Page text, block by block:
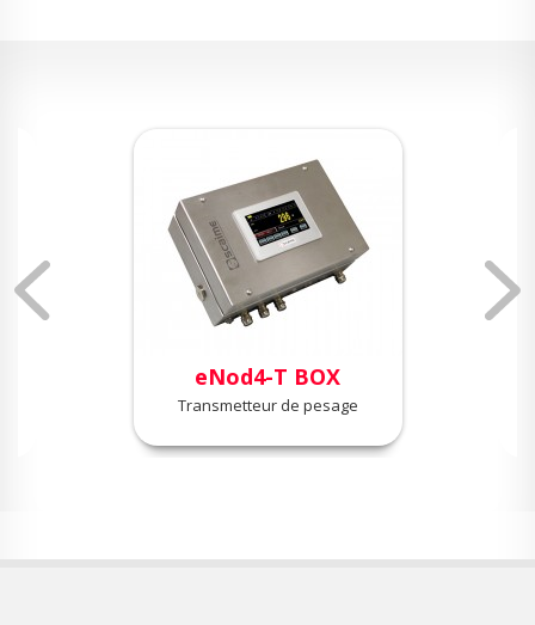
eNod4-T BOX
Transmetteur de pesage